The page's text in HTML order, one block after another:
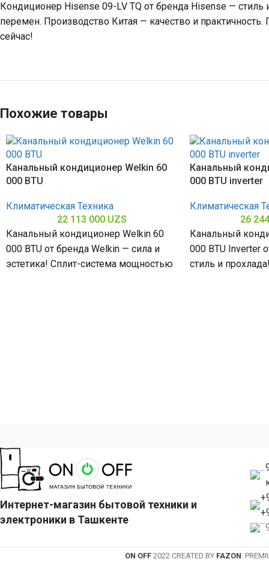
Кондиционер Hisense 09-LV TQ от бренда Hisense —
перемен. Производство Китая — качество и
сейчас!
Похожие товары
Канальный кондиционер Welkin 60
000 BTU
Климатическая Техника
22 113 000 UZS
Канальный кондиционер Welkin 60
000 BTU от бренда Welkin — сила и
эстетика! Сплит-система мощностью
Канальный
000 BTU inverter
Климатическая
26
Канальный
000 BTU Inverter
стиль и
Интернет-магазин бытовой техники и
электроники в Ташкенте
ON OFF 2022 CREATED BY FAZON.